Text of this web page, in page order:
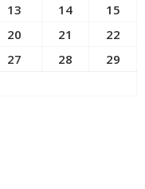
13 14
15
20 21
22
27 28
29